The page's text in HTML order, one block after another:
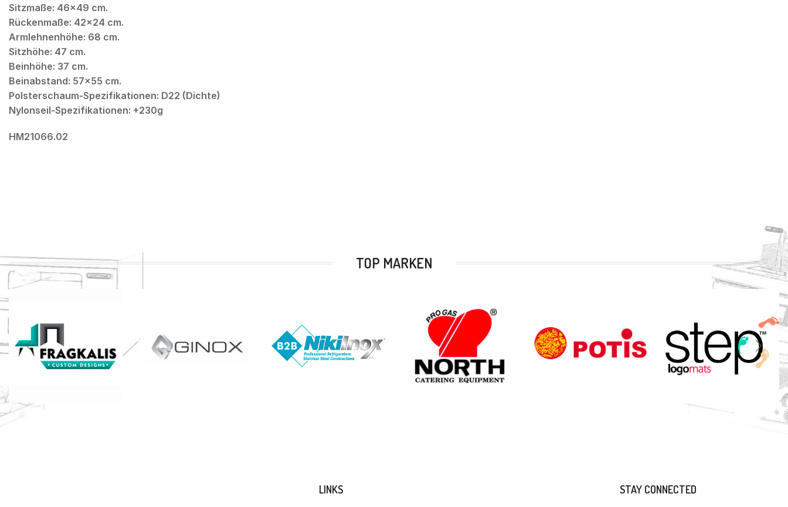
Sitzmaße: 46×49 cm.
Rückenmaße: 42×24 cm.
Armlehnenhöhe: 68 cm.
Sitzhöhe: 47 cm.
Beinhöhe: 37 cm.
Beinabstand: 57×55 cm.
Polsterschaum-Spezifikationen: D22 (Dichte)
Nylonseil-Spezifikationen: +230g
HM21066.02
TOP MARKEN
LINKS STAY CONNECTED